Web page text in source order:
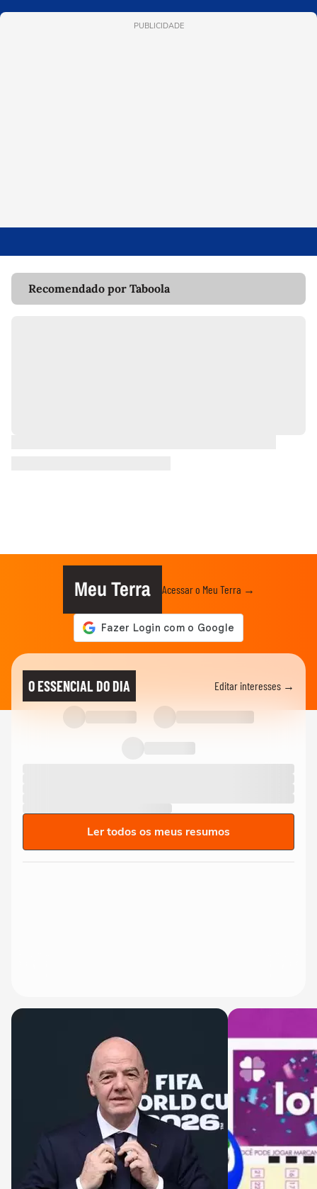
PUBLICIDADE
Recomendado por Taboola
Meu Terra Acessar o Meu Terra →
O ESSENCIAL DO DIA Editar interesses →
Ler todos os meus resumos